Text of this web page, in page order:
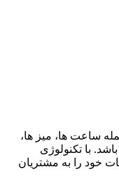
ساعت ها، میز ها،
با تکنولوژی
خود را به مشتریان